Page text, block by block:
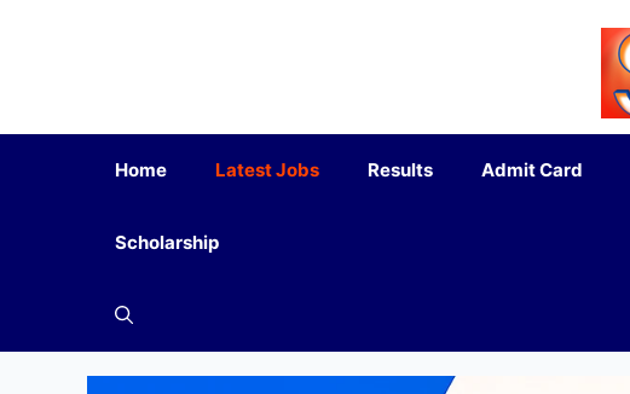
Home Latest Jobs Results Admit Card
Scholarship